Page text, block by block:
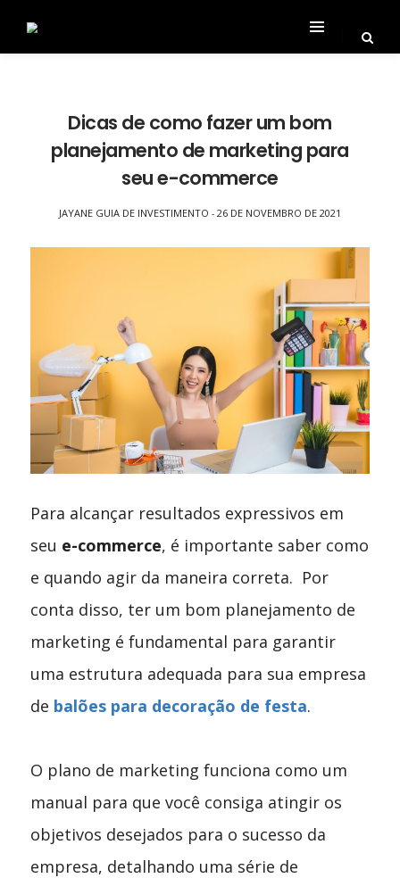
Dicas de como fazer um bom
planejamento de marketing para
seu e-commerce
JAYANE GUIA DE INVESTIMENTO - 26 DE NOVEMBRO DE 2021
Para alcançar resultados expressivos em
seu e-commerce, é importante saber como
e quando agir da maneira correta. Por
conta disso, ter um bom planejamento de
marketing é fundamental para garantir
uma estrutura adequada para sua empresa
de balões para decoração de festa.
O plano de marketing funciona como um
manual para que você consiga atingir os
objetivos desejados para o sucesso da
empresa, detalhando uma série de